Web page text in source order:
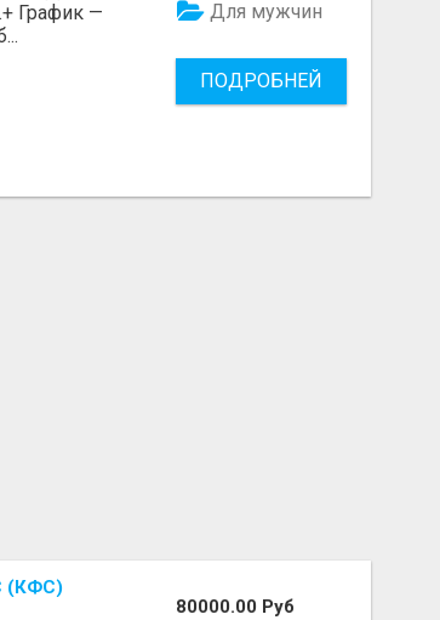
График —
Для мужчин
ПОДРОБНЕЙ
(КФС)
80000.00 Руб